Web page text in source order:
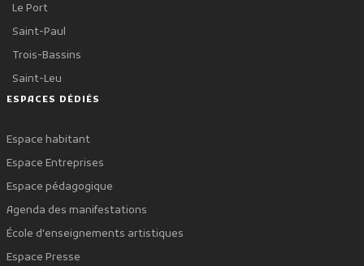
Le Port
Saint-Paul
Trois-Bassins
Saint-Leu
ESPACES DÉDIÉS
Espace habitant
Espace Entreprises
Espace pédagogique
Agenda des manifestations
École d'enseignements artistiques
Espace Presse